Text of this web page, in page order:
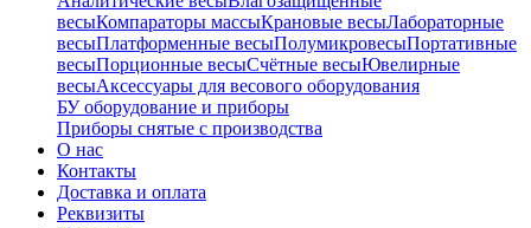
весыКомпараторы массыКрановые весыЛабораторные
весыПлатформенные весыПолумикровесыПортативные
весыПорционные весыСчётные весыЮвелирные
весыАксессуары для весового оборудования
БУ оборудование и приборы
Приборы снятые с производства
О нас
Контакты
Доставка и оплата
Реквизиты